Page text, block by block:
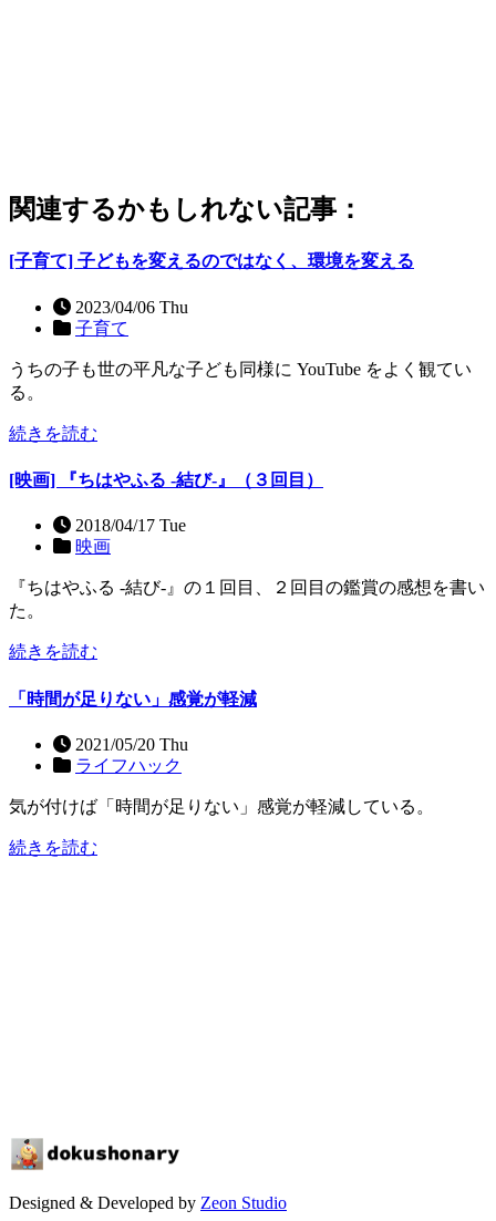
関連するかもしれない記事：
[子育て] 子どもを変えるのではなく、環境を変える
2023/04/06 Thu
子育て
うちの子も世の平凡な子ども同様に YouTube をよく観てい
る。
続きを読む
[映画] 『ちはやふる -結び-』（３回目）
2018/04/17 Tue
映画
『ちはやふる -結び-』の１回目、２回目の鑑賞の感想を書い
た。
続きを読む
「時間が足りない」感覚が軽減
2021/05/20 Thu
ライフハック
気が付けば「時間が足りない」感覚が軽減している。
続きを読む
Designed & Developed by Zeon Studio